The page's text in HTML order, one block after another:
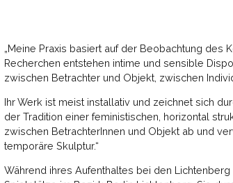
„Meine Praxis basiert auf der Beobachtung des
Recherchen entstehen intime und sensible
zwischen Betrachter und Objekt, zwischen
Ihr Werk ist meist installativ und zeichnet sich
der Tradition einer feministischen, horizontal
zwischen BetrachterInnen und Objekt ab und
temporäre Skulptur.“
Während ihres Aufenthaltes bei den